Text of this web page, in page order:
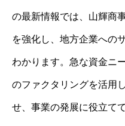
の最新情報では、山輝商
を強化し、地方企業への
わかります。急な資金ニ
のファクタリングを活用
せ、事業の発展に役立て